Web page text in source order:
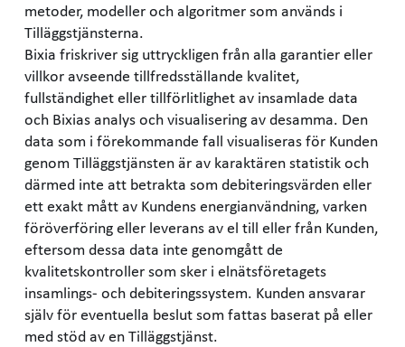
metoder, modeller och algoritmer som används i
Tilläggstjänsterna.
Bixia friskriver sig uttryckligen från alla garantier eller
villkor avseende tillfredsställande kvalitet,
fullständighet eller tillförlitlighet av insamlade data
och Bixias analys och visualisering av desamma. Den
data som i förekommande fall visualiseras för Kunden
genom Tilläggstjänsten är av karaktären statistik och
därmed inte att betrakta som debiteringsvärden eller
ett exakt mått av Kundens energianvändning, varken
föröverföring eller leverans av el till eller från Kunden,
eftersom dessa data inte genomgått de
kvalitetskontroller som sker i elnätsföretagets
insamlings- och debiteringssystem. Kunden ansvarar
själv för eventuella beslut som fattas baserat på eller
med stöd av en Tilläggstjänst.